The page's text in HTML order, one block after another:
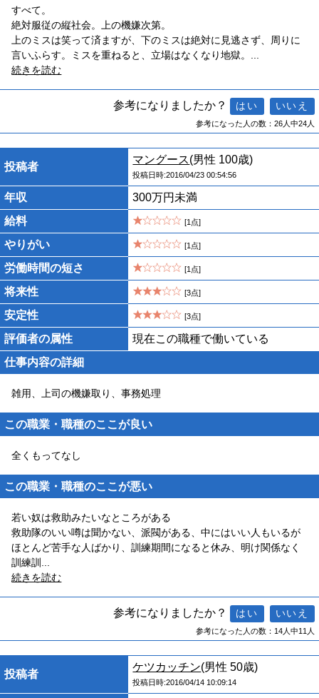
すべて。
絶対服従の縦社会。上の機嫌次第。
上のミスは笑って済ますが、下のミスは絶対に見逃さず、周りに
言いふらす。ミスを重ねると、立場はなくなり地獄。
続きを読む
参考になりましたか？
参考になった人の数：26人中24人
投稿者
マングース(男性 100歳)
投稿日時:2016/04/23 00:54:56
年収
300万円未満
給料
[1点]
やりがい [1点]
労働時間の短さ [1点]
将来性 [3点]
安定性 [3点]
評価者の属性
現在この職種で働いている
仕事内容の詳細
雑用、上司の機嫌取り、事務処理
この職業・職種のここが良い
全くもってなし
この職業・職種のここが悪い
若い奴は救助みたいなところがある
救助隊のいい噂は聞かない、派閥がある、中にはいい人もいるが
ほとんど苦手な人ばかり、訓練期間になると休み、明け関係なく
訓練訓
続きを読む
参考になりましたか？
参考になった人の数：14人中11人
投稿者
ケツカッチン(男性 50歳)
投稿日時:2016/04/14 10:09:14